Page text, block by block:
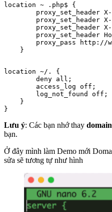
location ~ .php$ {
proxy_set_header
proxy_set_header
proxy_set_header
proxy_set_header
proxy_pass http://
    }
location ~/. {
        deny all;
        access_log off;
        log_not_found off;
    }
}
Lưu ý: Các bạn nhớ thay
bạn.
Ở đây mình làm Demo mới
sửa sẽ tương tự như hình